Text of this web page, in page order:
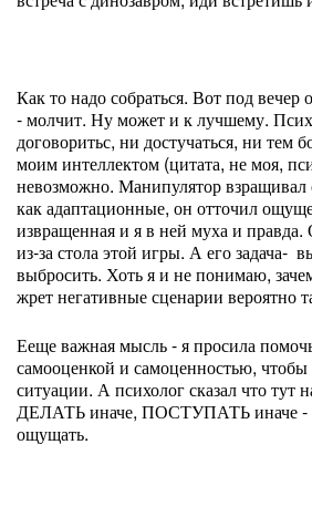
Как то надо собраться. Вот под
- молчит. Ну может и к лучшему.
договоритьс, ни достучаться, ни тем
моим интеллектом (цитата, не моя,
невозможно. Манипулятор взращивал
как адаптационные, он отточил
извращенная и я в ней муха и
из-за стола этой игры. А его задача-
выбросить. Хоть я и не понимаю,
жрет негативные сценарии вероятно
Ееще важная мысль - я просила
самооценкой и самоценностью, чтобы
ситуации. А психолог сказал что тут
ДЕЛАТЬ иначе, ПОСТУПАТЬ иначе -
ощущать.